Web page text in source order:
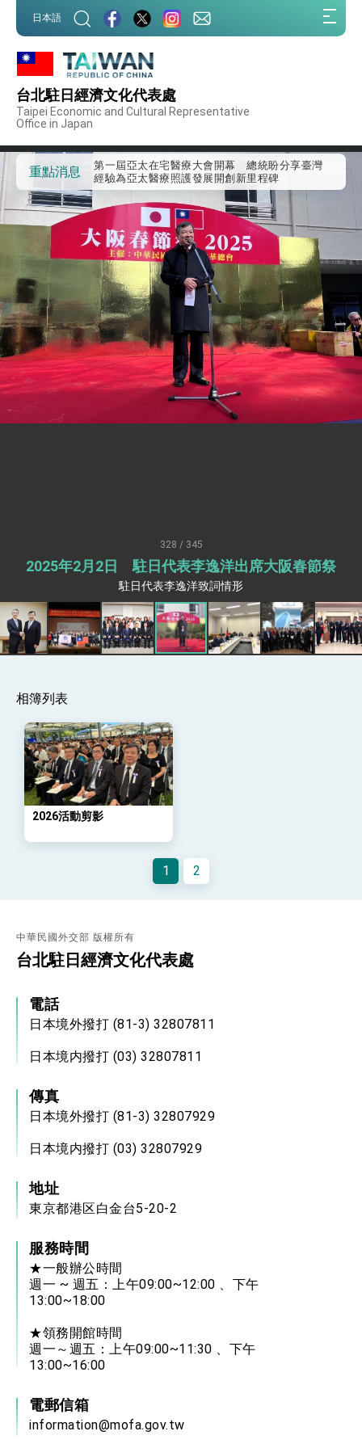
日本語
台北駐日經濟文化代表處
Taipei Economic and Cultural Representative
Office in Japan
重點消息
外交部重要言論
我國政府將在美國亞利桑納州設立「駐鳳凰城辦
第一屆亞太在宅醫療大會開幕 總統盼分享臺灣
經驗為亞太醫療照護發展開創新里程碑
外交部發布WHA文宣影片「台灣醫療點亮世界」
及「台灣智慧醫療與健康產業展」預告短片，向
世界展現台灣守護全球健康的創新能量
總統出訪史瓦帝尼返國談話 強調臺灣人有權利
走向世界 盼與理念相近國家共同維護國際秩序
堅定走向世界 賴總統抵達史瓦帝尼王國進行國是
訪問
總統與五院院長新春茶敘 盼化分歧為團結、為
國家邁出合作第一步
總統農曆春節談話
台美貿易協議完成簽署達成6大目標、創5大歷史
性突破 總統強調將以3大面向加速臺灣經濟轉型
升級 籲請立院全力支持並盡速通過
臺美簽署「對等貿易協定」確立對等關稅15%且不
疊加 我輸美2072項產品豁免對等關稅
總統接受「法新社」（AFP）專訪內容
述印太安全局勢，籲深化台印尼半導體供應鏈合
外交部長林佳龍午宴歡迎美國聯邦參議員蓋耶哥
訪問團
會」訪問團一行，深化跨大西洋戰略夥伴關係
臺美經貿談判獲階段性成果 卓揆期勉爭取時間完
成「臺美對等貿易協定」簽署
外交部長林佳龍主持第35次「參與亞太經濟合作
策略小組」跨部會會議
民調顯示多數國人滿意政府外交表現，高度支持
「總合外交」與台歐美日關係深化
總統以「韌性之島，希望之光」為題發表2026新
年談話
總統主持「守護民主台灣國安行動方案」記者
變局中 奮起的新臺灣 總統發表國慶演說
總統發表執政周年談話 盼面對未來挑戰 堅持
總統重要談話
我國政府將在美國亞利桑納州設立「駐鳳凰城辦
事處」，進一步深化台美交流合作
328 / 345
2025年2月2日 駐日代表李逸洋出席大阪春節祭
駐日代表李逸洋致詞情形
相簿列表
2026活動剪影
1 2
中華民國外交部 版權所有
台北駐日經濟文化代表處
電話
日本境外撥打 (81-3) 32807811
日本境内撥打 (03) 32807811
傳真
日本境外撥打 (81-3) 32807929
日本境内撥打 (03) 32807929
地址
東京都港区白金台5-20-2
服務時間
★一般辦公時間
週一 ~ 週五：上午09:00~12:00 、下午
13:00~18:00
★領務開館時間
週一～週五：上午09:00~11:30 、下午
13:00~16:00
電郵信箱
information@mofa.gov.tw